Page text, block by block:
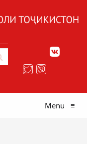
Menu ≡